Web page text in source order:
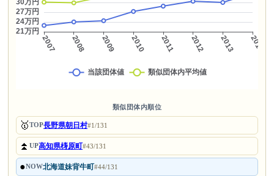
類似団体内順位
🥇TOP長野県朝日村#1/131
⏫UP高知県梼原町#43/131
●NOW北海道妹背牛町#44/131